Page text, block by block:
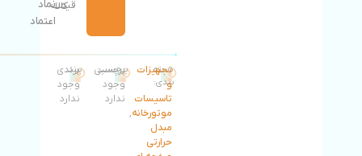
قیمت
کالانماد
اعتماد
دسته
بندی:
تجهیزات
و
تاسیسات
موتورخانه,
مبدل
حرارتی
برچسب:
برچسبی
وجود
ندارد
برند:
برندی
وجود
ندارد